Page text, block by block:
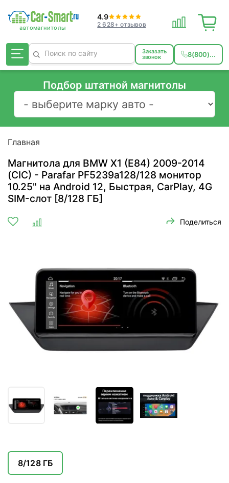
4.9
2 628+ отзывов
Заказать
звонок 8(800)...
Подбор штатной магнитолы
Главная
Магнитола для BMW X1 (E84) 2009-2014
(CIC) - Parafar PF5239a128/128 монитор
10.25" на Android 12, Быстрая, CarPlay, 4G
SIM-слот [8/128 ГБ]
Поделиться
8/128 ГБ